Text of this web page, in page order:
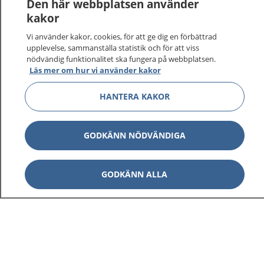
På 1177.se får du råd om hälsa och information om
sjukdomar och vilka mottagningar du kan kontakta.
Logga in för att läsa din journal och göra dina
vårdärenden. Ring telefonnummer 1177 för
sjukvårdsrådgivning dygnet runt.
1177 ger dig råd när du vill må bättre.
1177 på flera språk Visa
Visa
Den här webbplatsen använder
kakor
Vi använder kakor, cookies, för att ge dig en förbättrad
upplevelse, sammanställa statistik och för att viss
nödvändig funktionalitet ska fungera på webbplatsen.
Läs mer om hur vi använder kakor
HANTERA KAKOR
GODKÄNN NÖDVÄNDIGA
GODKÄNN ALLA